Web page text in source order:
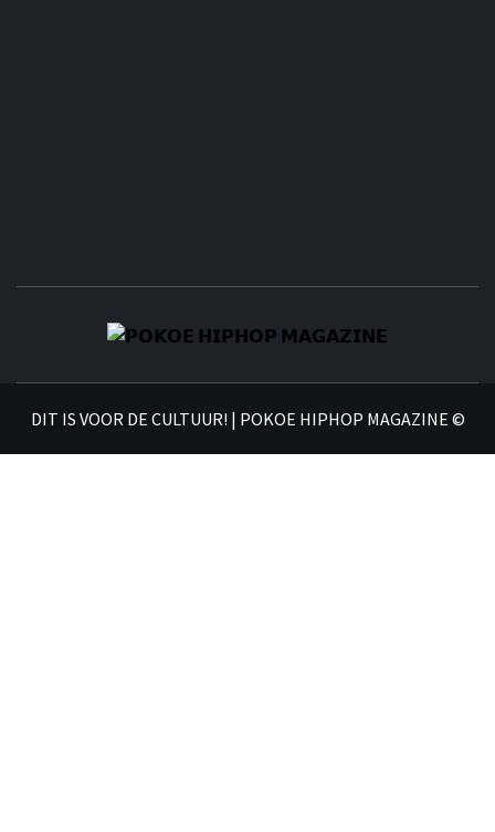
DIT IS VOOR DE CULTUUR! | POKOE HIPHOP MAGAZINE ©